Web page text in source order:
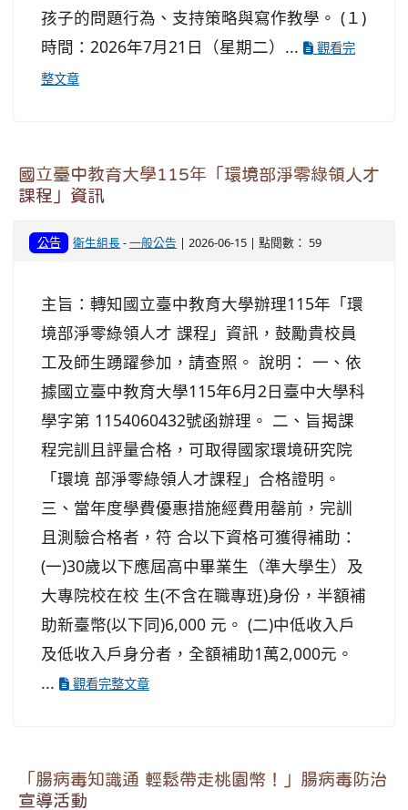
孩子的問題行為、支持策略與寫作教學。 (１)
時間：2026年7月21日（星期二）...
觀看完
整文章
國立臺中教育大學115年「環境部淨零綠領人才
課程」資訊
公告 衛生組長-一般公告 | 2026-06-15 | 點閱數： 59
主旨：轉知國立臺中教育大學辦理115年「環
境部淨零綠領人才 課程」資訊，鼓勵貴校員
工及師生踴躍參加，請查照。 說明： 一、依
據國立臺中教育大學115年6月2日臺中大學科
學字第 1154060432號函辦理。 二、旨揭課
程完訓且評量合格，可取得國家環境研究院
「環境 部淨零綠領人才課程」合格證明。
三、當年度學費優惠措施經費用罄前，完訓
且測驗合格者，符 合以下資格可獲得補助：
(一)30歲以下應屆高中畢業生（準大學生）及
大專院校在校 生(不含在職專班)身份，半額補
助新臺幣(以下同)6,000 元。 (二)中低收入戶
及低收入戶身分者，全額補助1萬2,000元。
...
觀看完整文章
「腸病毒知識通 輕鬆帶走桃園幣！」腸病毒防治
宣導活動